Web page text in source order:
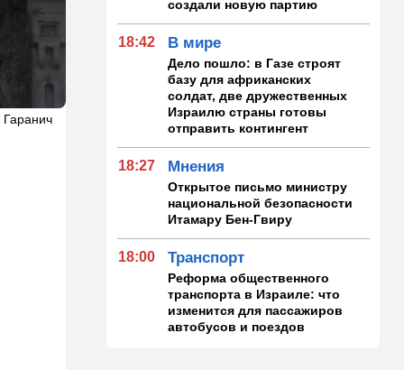
создали новую партию
18:42 В мире
Дело пошло: в Газе строят
базу для африканских
солдат, две дружественных
Израилю страны готовы
отправить контингент
18:27 Мнения
Открытое письмо министру
национальной безопасности
Итамару Бен-Гвиру
18:00 Транспорт
Реформа общественного
транспорта в Израиле: что
изменится для пассажиров
автобусов и поездов